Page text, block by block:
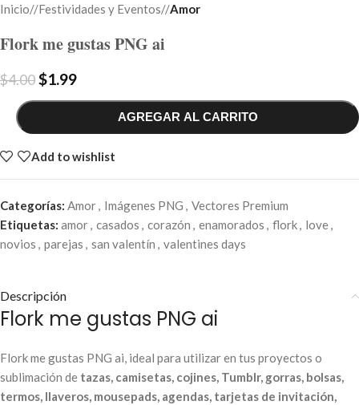
Inicio/ Festividades y Eventos/ Amor
Flork me gustas PNG ai
$4.00$1.99
AGREGAR AL CARRITO
Add to wishlist
Categorías: Amor, Imágenes PNG , Vectores Premium
Etiquetas: amor, casados , corazón , enamorados , flork, love,
novios , parejas , san valentín , valentines days
Descripción
Flork me gustas PNG ai
Flork me gustas PNG ai, ideal para utilizar en tus proyectos o
sublimación de tazas, camisetas, cojines, Tumblr, gorras, bolsas,
termos, llaveros, mousepads, agendas, tarjetas de invitación,